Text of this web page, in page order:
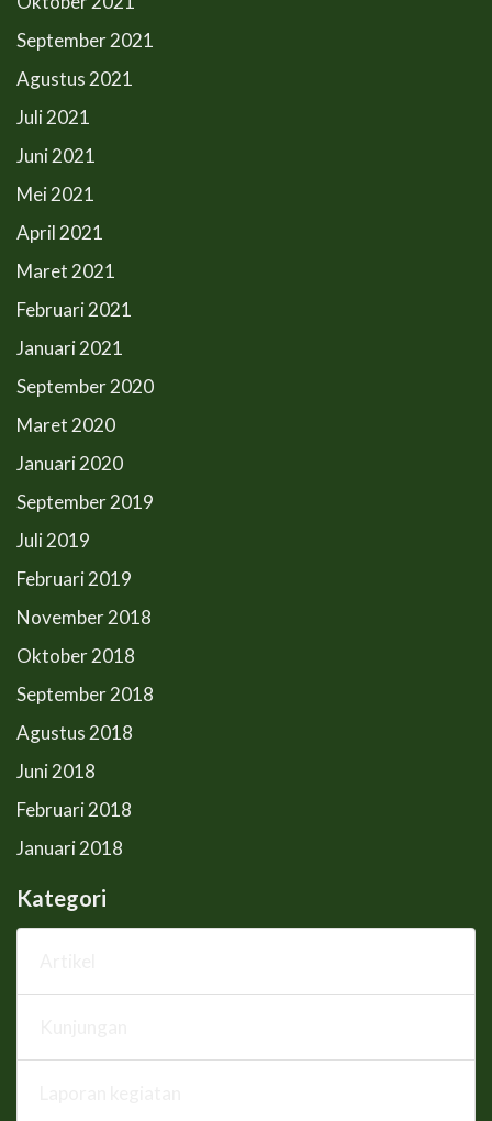
September 2021
Agustus 2021
Juli 2021
Juni 2021
Mei 2021
April 2021
Maret 2021
Februari 2021
Januari 2021
September 2020
Maret 2020
Januari 2020
September 2019
Juli 2019
Februari 2019
November 2018
Oktober 2018
September 2018
Agustus 2018
Juni 2018
Februari 2018
Januari 2018
Kategori